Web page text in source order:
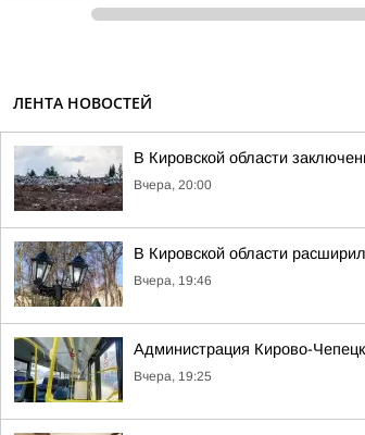
ЛЕНТА НОВОСТЕЙ
В Кировской области
Вчера, 20:00
В Кировской области
Вчера, 19:46
Администрация Кирово-
Вчера, 19:25